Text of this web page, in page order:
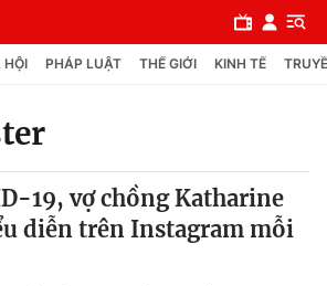
HỘI PHÁP LUẬT THẾ GIỚI KINH TẾ
19, vợ chồng Katharine
diễn trên Instagram mỗi